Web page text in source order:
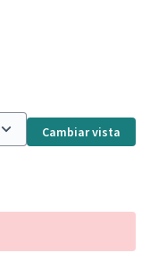
Cambiar vista